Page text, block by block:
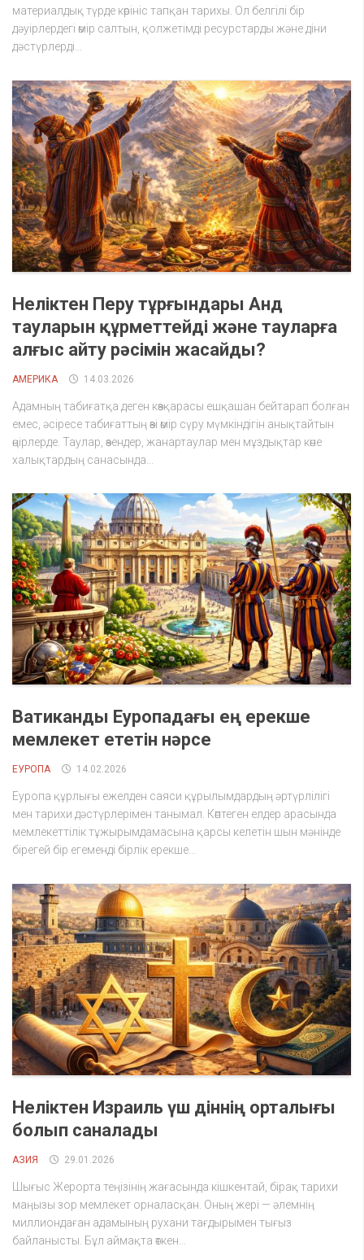
материалдық түрде көрініс тапқан тарихы. Ол белгілі бір
дәуірлердегі өмір салтын, қолжетімді ресурстарды және діни
дәстүрлерді...
Неліктен Перу тұрғындары Анд
тауларын құрметтейді және тауларға
алғыс айту рәсімін жасайды?
АМЕРИКА 14.03.2026
Адамның табиғатқа деген көзқарасы ешқашан бейтарап болған
емес, әсіресе табиғаттың өзі өмір сүру мүмкіндігін анықтайтын
өңірлерде. Таулар, өзендер, жанартаулар мен мұздықтар көне
халықтардың санасында...
Ватиканды Еуропадағы ең ерекше
мемлекет ететін нәрсе
ЕУРОПА 14.02.2026
Еуропа құрлығы ежелден саяси құрылымдардың әртүрлілігі
мен тарихи дәстүрлерімен танымал. Көптеген елдер арасында
мемлекеттілік тұжырымдамасына қарсы келетін шын мәнінде
бірегей бір егеменді бірлік ерекше...
Неліктен Израиль үш діннің орталығы
болып саналады
АЗИЯ 29.01.2026
Шығыс Жерорта теңізінің жағасында кішкентай, бірақ тарихи
маңызы зор мемлекет орналасқан. Оның жері — әлемнің
миллиондаған адамының рухани тағдырымен тығыз
байланысты. Бұл аймақта өткен...